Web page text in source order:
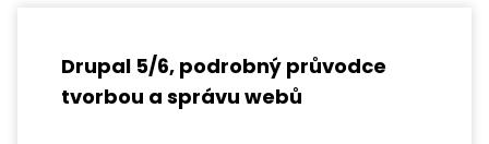
Drupal 5/6, podrobný průvodce
tvorbou a správu webů